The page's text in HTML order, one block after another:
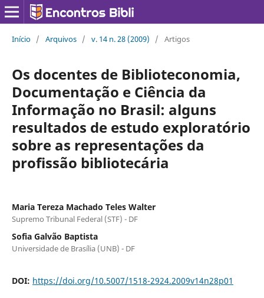
Início / Arquivos / v. 14 n. 28 (2009) / Artigos
Os docentes de Biblioteconomia,
Documentação e Ciência da
Informação no Brasil: alguns
resultados de estudo exploratório
sobre as representações da
profissão bibliotecária
Maria Tereza Machado Teles Walter
Supremo Tribunal Federal (STF) - DF
Sofia Galvão Baptista
Universidade de Brasília (UNB) - DF
DOI: https://doi.org/10.5007/1518-2924.2009v14n28p01